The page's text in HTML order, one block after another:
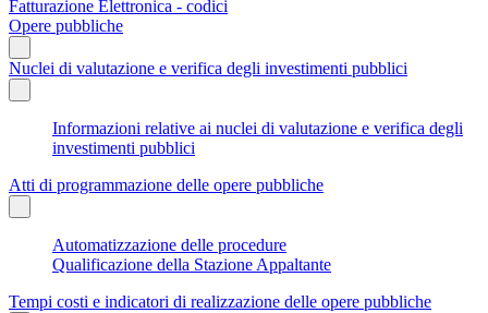
Fatturazione Elettronica - codici
Opere pubbliche
Nuclei di valutazione e verifica degli investimenti pubblici
Informazioni relative ai nuclei di valutazione e verifica degli
investimenti pubblici
Atti di programmazione delle opere pubbliche
Automatizzazione delle procedure
Qualificazione della Stazione Appaltante
Tempi costi e indicatori di realizzazione delle opere pubbliche